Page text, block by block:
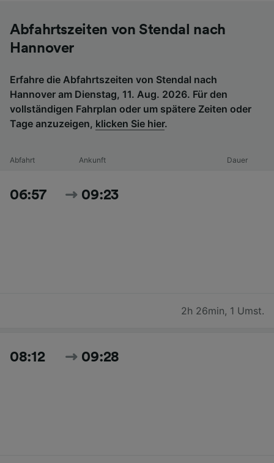
Abfahrtszeiten von Stendal nach
Hannover
Erfahre die Abfahrtszeiten von Stendal nach
Hannover am Dienstag, 11. Aug. 2026. Für den
vollständigen Fahrplan oder um spätere Zeiten oder
Tage anzuzeigen, klicken Sie hier.
Abfahrt Ankunft Dauer
06:57 09:23
2h 26min, 1 Umst.
08:12 09:28